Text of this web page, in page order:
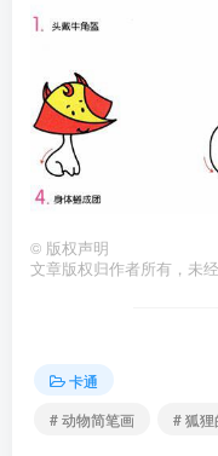
© 版权声明
文章版权归作者所有，未
卡通
# 动物简笔画
# 狐